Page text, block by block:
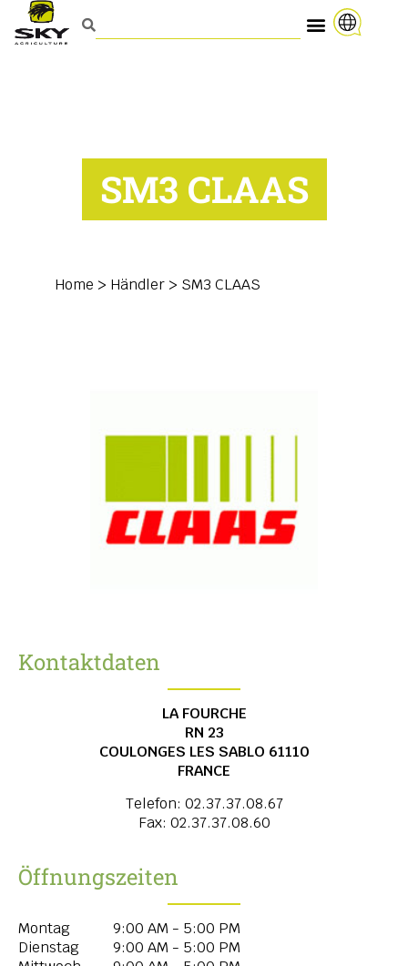
SM3 CLAAS
Home > Händler > SM3 CLAAS
Kontaktdaten
LA FOURCHE
RN 23
COULONGES LES SABLO 61110
FRANCE
Telefon: 02.37.37.08.67
Fax: 02.37.37.08.60
Öffnungszeiten
Montag
9:00 AM - 5:00 PM
Dienstag
9:00 AM - 5:00 PM